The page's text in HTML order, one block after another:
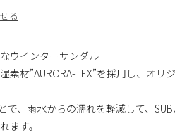
る
ウインターサンダル
素材”AURORA-TEX”を採用し、オリ
で、雨水からの濡れを軽減して、
ます。